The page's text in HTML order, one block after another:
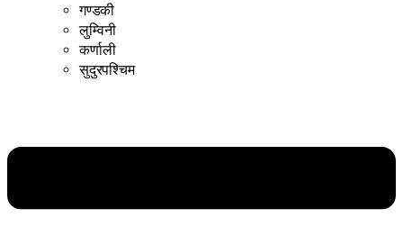
गण्डकी
लुम्विनी
कर्णाली
सुदुरपश्चिम